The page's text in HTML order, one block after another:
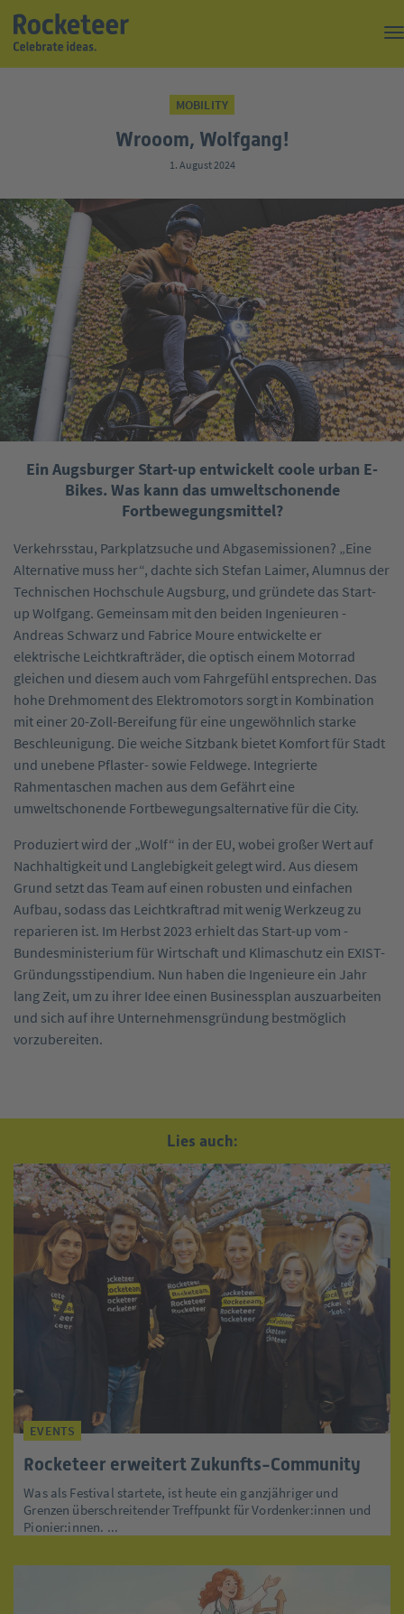
Magazin
Suche
Über uns
Kontakt
MOBILITY
Wrooom, Wolfgang!
1. August 2024
Ein Augsburger Start-up entwickelt coole urban E-
Bikes. Was kann das umweltschonende
Fortbewegungsmittel?
Verkehrsstau, Parkplatzsuche und Abgasemissionen? „Eine
Alternative muss her“, dachte sich Stefan Laimer, Alumnus der
Technischen Hochschule Augsburg, und gründete das Start-
up Wolfgang. Gemeinsam mit den beiden Ingenieuren ­
Andreas Schwarz und Fabrice Moure ­entwickelte er
elektrische Leichtkrafträder, die optisch einem Motorrad
gleichen und diesem auch vom Fahrgefühl entsprechen. Das
hohe Drehmoment des Elektromotors sorgt in Kombination
mit einer 20-Zoll-Bereifung für eine ungewöhnlich starke
Beschleunigung. Die weiche Sitzbank bietet Komfort für Stadt
und unebene Pflaster- sowie Feldwege. Integrierte
Rahmentaschen machen aus dem Gefährt eine
umweltschonende Fortbewegungsalternative für die City.
Produziert wird der „Wolf“ in der EU, wobei ­großer Wert auf
Nachhaltigkeit und Langlebigkeit gelegt wird. Aus diesem
Grund setzt das Team auf einen robusten und einfachen
Aufbau, sodass das Leichtkraftrad mit wenig Werkzeug zu
reparieren ist. Im Herbst 2023 erhielt das Start-up vom ­
Bundesministerium für Wirtschaft und Klimaschutz ein EXIST-
Gründungsstipendium. Nun ­haben die Ingenieure ein Jahr
lang Zeit, um zu ­ihrer Idee einen Businessplan auszuarbeiten
und sich auf ihre Unternehmensgründung bestmöglich
vorzubereiten.
Lies auch:
EVENTS
Rocketeer erweitert Zukunfts-Community
Was als Festival startete, ist heute ein ganzjähriger und
Grenzen überschreitender Treffpunkt für Vordenker:innen und
Pionier:innen. ...